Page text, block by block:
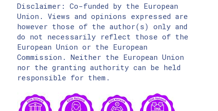
Disclaimer: Co-funded by the European
Union. Views and opinions expressed are
however those of the author(s) only and
do not necessarily reflect those of the
European Union or the European
Commission. Neither the European Union
nor the granting authority can be held
responsible for them.